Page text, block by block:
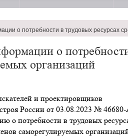
о потребности в трудовых ресурсах
о
организаций
и проектировщиков
России от 03.08.2023 №
о потребности в трудовых
саморегулируемых